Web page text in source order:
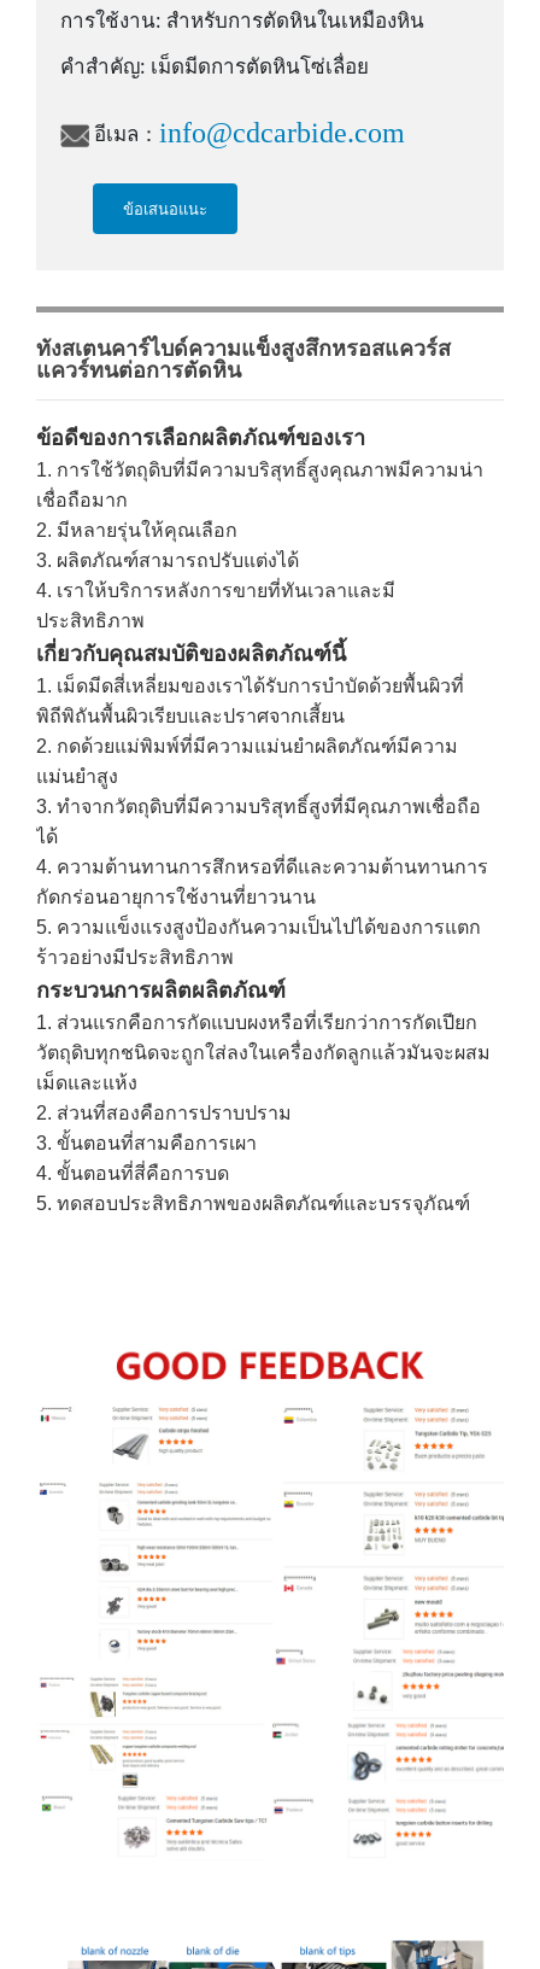
การใช้งาน: สำหรับการตัดหินในเหมืองหิน
คำสำคัญ: เม็ดมีดการตัดหินโซ่เลื่อย
อีเมล： info@cdcarbide.com
ข้อเสนอแนะ
ทังสเตนคาร์ไบด์ความแข็งสูงสึกหรอสแควร์ส
แควร์ทนต่อการตัดหิน
ข้อดีของการเลือกผลิตภัณฑ์ของเรา
1. การใช้วัตถุดิบที่มีความบริสุทธิ์สูงคุณภาพมีความน่า
เชื่อถือมาก
2. มีหลายรุ่นให้คุณเลือก
3. ผลิตภัณฑ์สามารถปรับแต่งได้
4. เราให้บริการหลังการขายที่ทันเวลาและมี
ประสิทธิภาพ
เกี่ยวกับคุณสมบัติของผลิตภัณฑ์นี้
1. เม็ดมีดสี่เหลี่ยมของเราได้รับการบำบัดด้วยพื้นผิวที่
พิถีพิถันพื้นผิวเรียบและปราศจากเสี้ยน
2. กดด้วยแม่พิมพ์ที่มีความแม่นยำผลิตภัณฑ์มีความ
แม่นยำสูง
3. ทำจากวัตถุดิบที่มีความบริสุทธิ์สูงที่มีคุณภาพเชื่อถือ
ได้
4. ความต้านทานการสึกหรอที่ดีและความต้านทานการ
กัดกร่อนอายุการใช้งานที่ยาวนาน
5. ความแข็งแรงสูงป้องกันความเป็นไปได้ของการแตก
ร้าวอย่างมีประสิทธิภาพ
กระบวนการผลิตผลิตภัณฑ์
1. ส่วนแรกคือการกัดแบบผงหรือที่เรียกว่าการกัดเปียก
วัตถุดิบทุกชนิดจะถูกใส่ลงในเครื่องกัดลูกแล้วมันจะผสม
เม็ดและแห้ง
2. ส่วนที่สองคือการปราบปราม
3. ขั้นตอนที่สามคือการเผา
4. ขั้นตอนที่สี่คือการบด
5. ทดสอบประสิทธิภาพของผลิตภัณฑ์และบรรจุภัณฑ์